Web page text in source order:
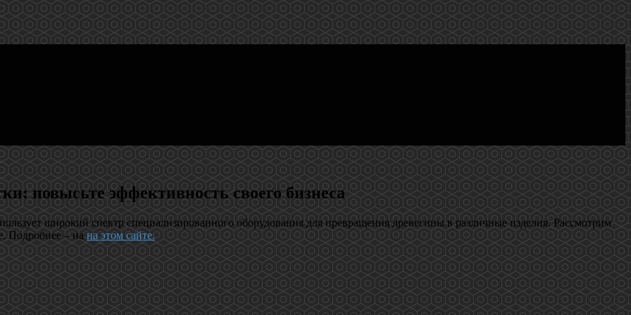
повысьте эффективность своего бизнеса
широкий спектр специализированного оборудования для превращения древесины в различные изделия. Рассмотрим
Подробнее – нана этом сайте.